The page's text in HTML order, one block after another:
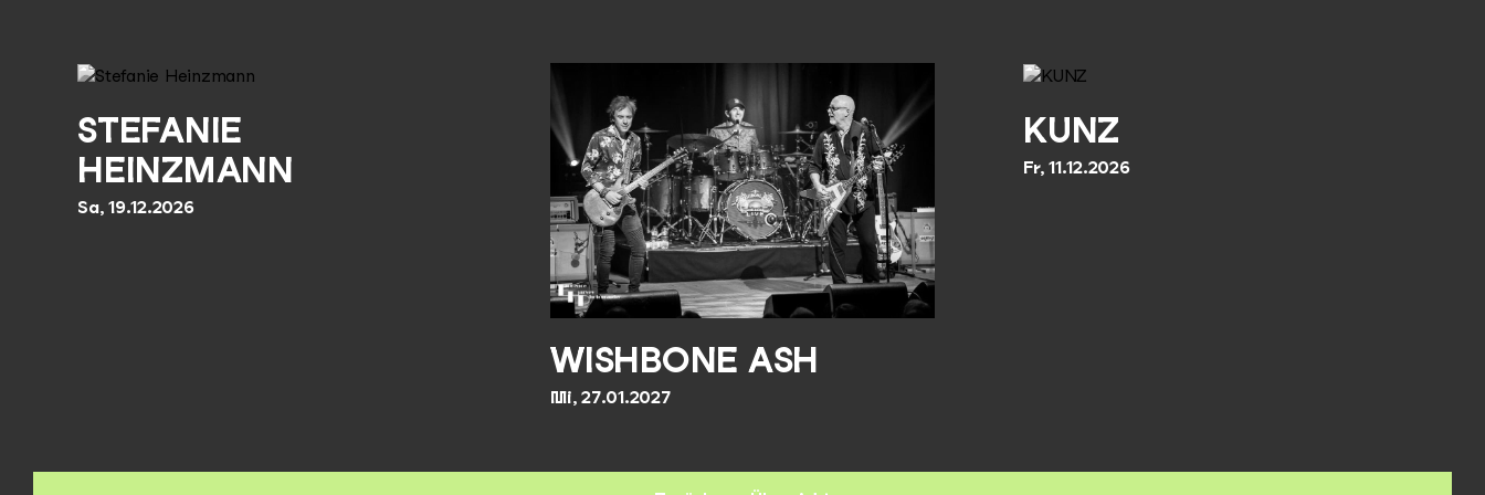
STEFANIE
HEINZMANN
Sa, 19.12.2026
WISHBONE ASH
Mi, 27.01.2027
KUNZ
Fr, 11.12.2026